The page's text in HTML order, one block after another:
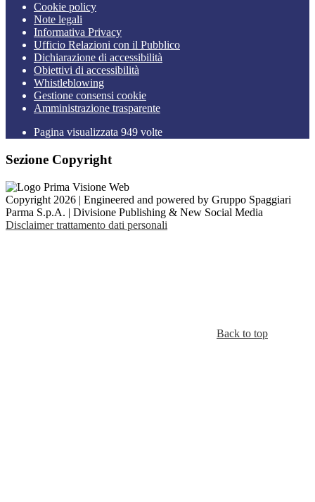
Cookie policy
Note legali
Informativa Privacy
Ufficio Relazioni con il Pubblico
Dichiarazione di accessibilità
Obiettivi di accessibilità
Whistleblowing
Gestione consensi cookie
Amministrazione trasparente
Pagina visualizzata 949 volte
Sezione Copyright
Copyright 2026 | Engineered and powered by Gruppo Spaggiari
Parma S.p.A. | Divisione Publishing & New Social Media
Disclaimer trattamento dati personali
Back to top